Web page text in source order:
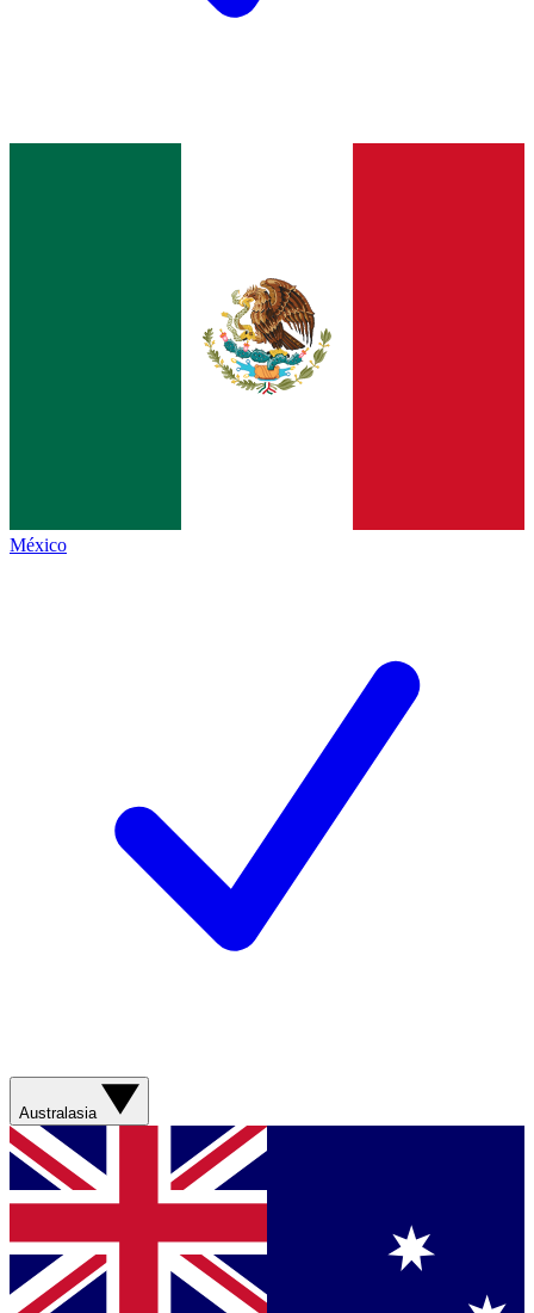
México
Australasia